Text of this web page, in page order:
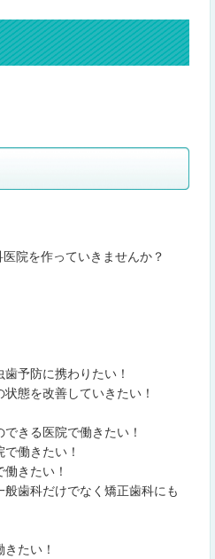
院を作っていきませんか？
予防に携わりたい！
態を改善していきたい！
きる医院で働きたい！
働きたい！
きたい！
歯科だけでなく矯正歯科にも
たい！